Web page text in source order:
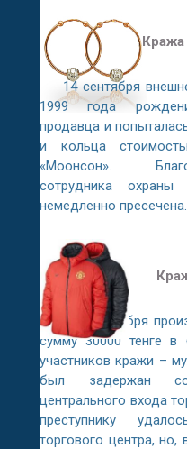
14 сентября
1999 года
продавца и
и кольца
«Моонсон».
сотрудника
немедленно пресечена.
Кража
27 сентября
сумму 30000 тенге в
участников кражи –
был задержан
центрального входа
преступнику
торгового центра, но,